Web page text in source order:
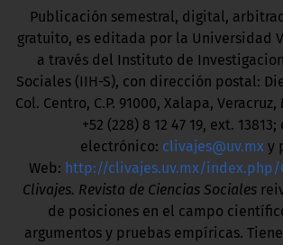
Publicación semestral, digital,
gratuito, es editada por la Universidad
a través del Instituto de
Sociales (IIH-S), con dirección postal:
Col. Centro, C.P. 91000, Xalapa,
+52 (228) 8 12 47 19, ext.
electrónico: clivajes@uv.mx y
Web: http://clivajes.uv.mx/
Clivajes. Revista de Ciencias Sociales
de posiciones en el campo
argumentos y pruebas empíricas.